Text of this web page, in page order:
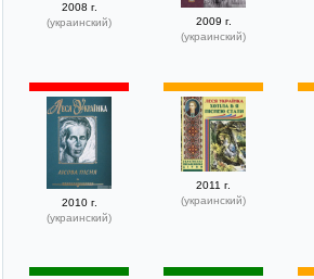
2008 г.
(украинский)
2009 г.
(украинский)
2010 г.
(украинский)
2011 г.
(украинский)